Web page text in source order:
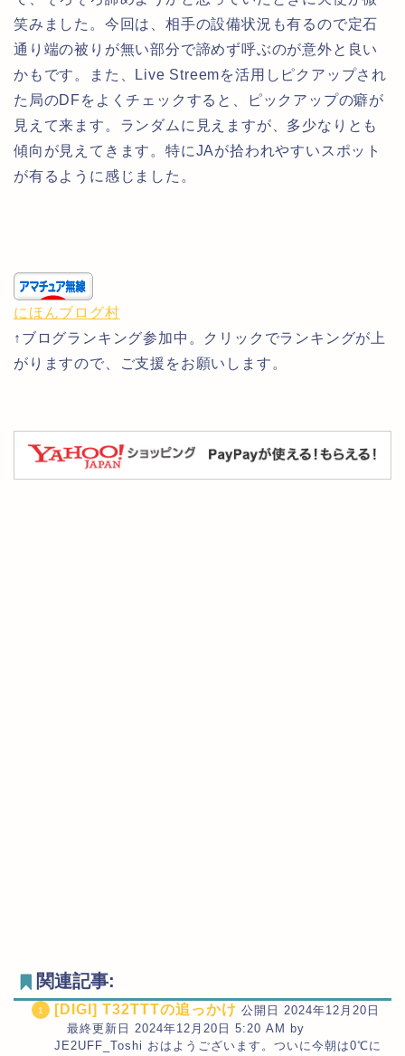
笑みました。今回は、相手の設備状況も有るので定石
通り端の被りが無い部分で諦めず呼ぶのが意外と良い
かもです。また、Live Streemを活用しピクアップされ
た局のDFをよくチェックすると、ピックアップの癖が
見えて来ます。ランダムに見えますが、多少なりとも
傾向が見えてきます。特にJAが拾われやすいスポット
が有るように感じました。
にほんブログ村
↑ブログランキング参加中。クリックでランキングが上
がりますので、ご支援をお願いします。
関連記事:
[DIGI] T32TTTの追っかけ 公開日 2024年12月20日
最終更新日 2024年12月20日 5:20 AM by
JE2UFF_Toshi おはようございます。ついに今朝は0℃に